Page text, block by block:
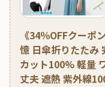
《34％OFFクーポ
憶 日傘折りたたみ
カット100% 軽量
丈夫 遮熱 紫外線